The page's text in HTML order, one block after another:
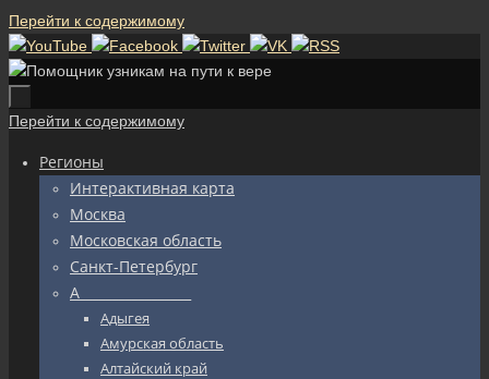
Перейти к содержимому
Перейти к содержимому
Регионы
Интерактивная карта
Москва
Московская область
Санкт-Петербург
А_________________
Адыгея
Амурская область
Алтайский край